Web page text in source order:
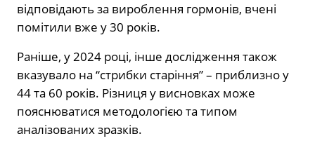
відповідають за вироблення гормонів, вчені
помітили вже у 30 років.
Раніше, у 2024 році, інше дослідження також
вказувало на “стрибки старіння” – приблизно у
44 та 60 років. Різниця у висновках може
пояснюватися методологією та типом
аналізованих зразків.